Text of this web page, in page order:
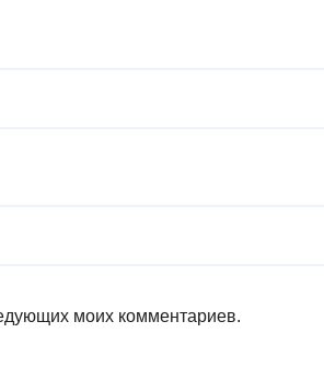
моих комментариев.